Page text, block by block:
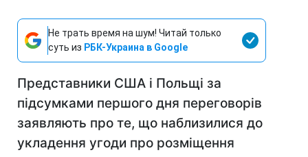
Не трать время на шум! Читай только
суть из РБК-Украина в Google
Представники США і Польщі за
підсумками першого дня переговорів
заявляють про те, що наблизилися до
укладення угоди про розміщення